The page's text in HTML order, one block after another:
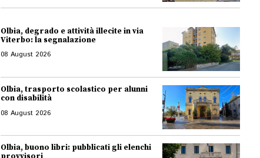
Olbia, degrado e attività illecite in via
Viterbo: la segnalazione
08 August 2026
Olbia, trasporto scolastico per alunni
con disabilità
08 August 2026
Olbia, buono libri: pubblicati gli elenchi